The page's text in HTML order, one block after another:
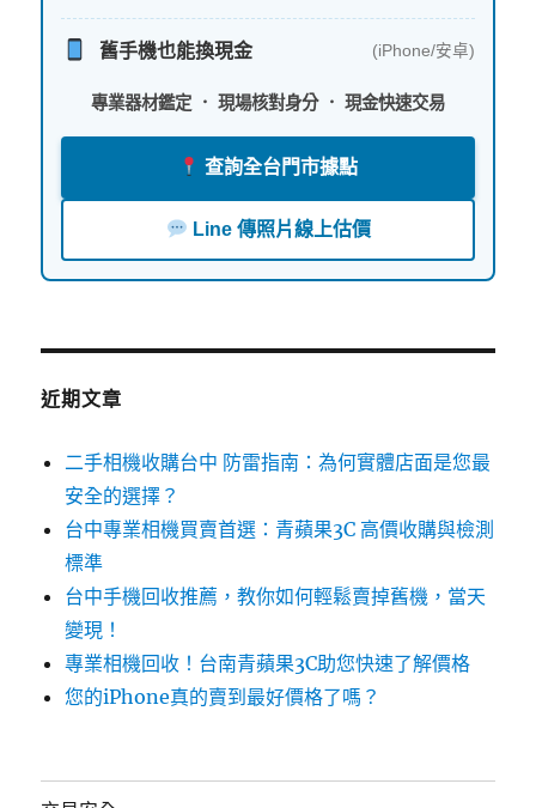
舊手機也能換現金 (iPhone/安卓)
專業器材鑑定 ． 現場核對身分 ． 現金快速交易
查詢全台門市據點
Line 傳照片線上估價
近期文章
二手相機收購台中 防雷指南：為何實體店面是您最
安全的選擇？
台中專業相機買賣首選：青蘋果3C 高價收購與檢測
標準
台中手機回收推薦，教你如何輕鬆賣掉舊機，當天
變現！
專業相機回收！台南青蘋果3C助您快速了解價格
您的iPhone真的賣到最好價格了嗎？